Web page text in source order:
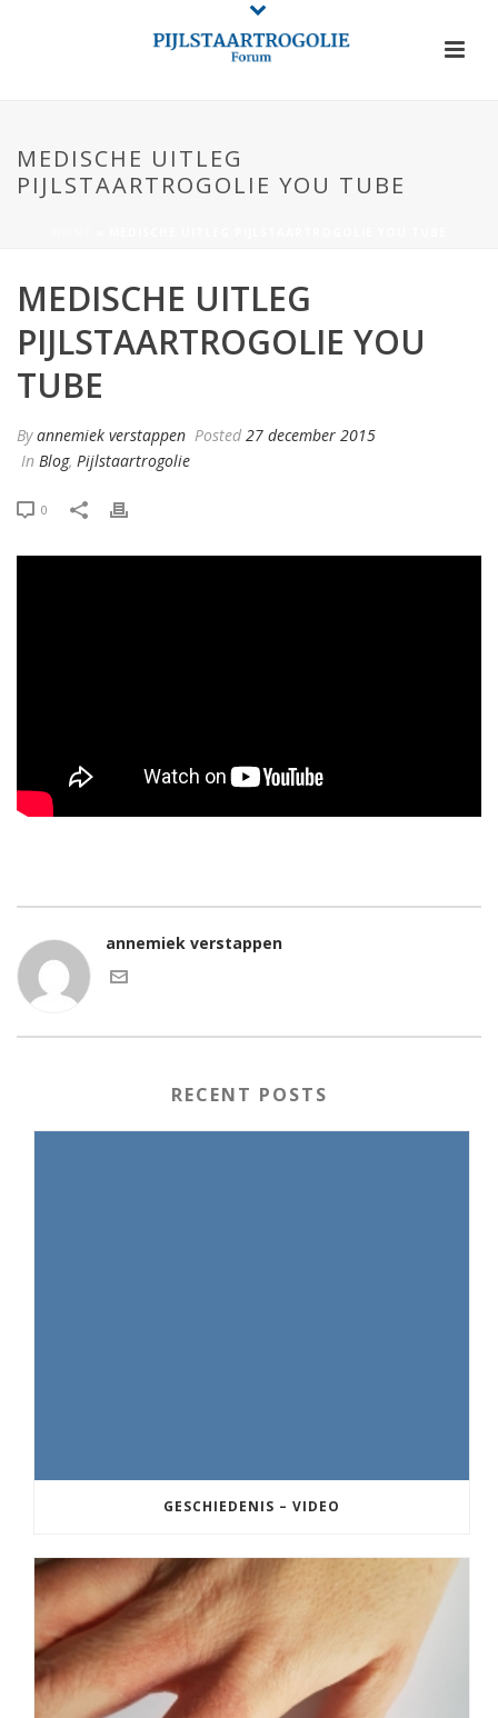
MEDISCHE UITLEG
PIJLSTAARTROGOLIE YOU TUBE
MEDISCHE UITLEG
PIJLSTAARTROGOLIE YOU
TUBE
Byannemiek verstappen Posted 27 december 2015
In Blog, Pijlstaartrogolie
0
annemiek verstappen
RECENT POSTS
GESCHIEDENIS – VIDEO